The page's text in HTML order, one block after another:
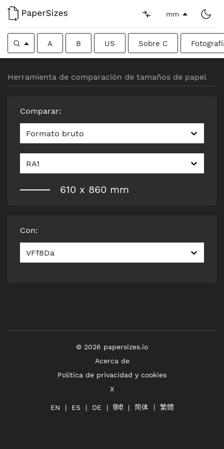
mm
A B US Sobre C
Herramienta de comparación de tamaños de papel
Comparar:
Formato bruto
RA1
610 x 860 mm
Con:
VFf8Da
© 2026 papersizes.io
Acerca de
Política de privacidad y cookies
X
EN ES DE हिंदी 简体 繁體